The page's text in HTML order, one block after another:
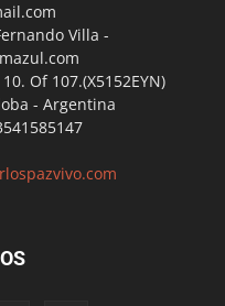
Villa -
Of 107.(X5152EYN)
- Argentina